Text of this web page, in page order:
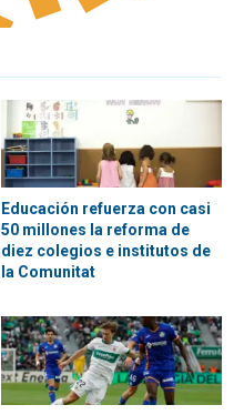
Educación refuerza con casi
50 millones la reforma de
diez colegios e institutos de
la Comunitat